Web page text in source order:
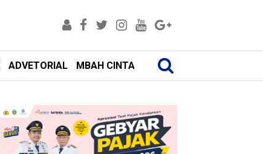
ADVETORIAL MBAH CINTA